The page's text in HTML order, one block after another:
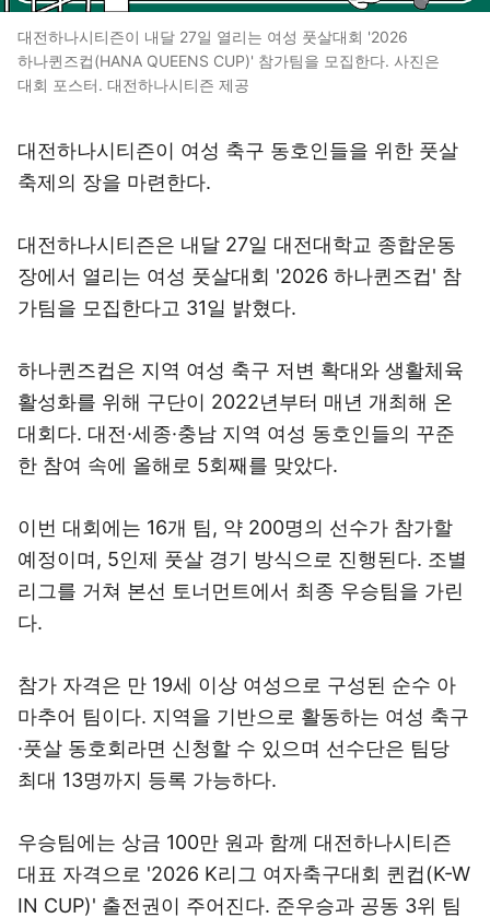
대전하나시티즌이 내달 27일 열리는 여성 풋살대회 '2026
하나퀸즈컵(HANA QUEENS CUP)' 참가팀을 모집한다. 사진은
대회 포스터. 대전하나시티즌 제공
대전하나시티즌이 여성 축구 동호인들을 위한 풋살
축제의 장을 마련한다.
대전하나시티즌은 내달 27일 대전대학교 종합운동
장에서 열리는 여성 풋살대회 '2026 하나퀸즈컵' 참
가팀을 모집한다고 31일 밝혔다.
하나퀸즈컵은 지역 여성 축구 저변 확대와 생활체육
활성화를 위해 구단이 2022년부터 매년 개최해 온
대회다. 대전·세종·충남 지역 여성 동호인들의 꾸준
한 참여 속에 올해로 5회째를 맞았다.
이번 대회에는 16개 팀, 약 200명의 선수가 참가할
예정이며, 5인제 풋살 경기 방식으로 진행된다. 조별
리그를 거쳐 본선 토너먼트에서 최종 우승팀을 가린
다.
참가 자격은 만 19세 이상 여성으로 구성된 순수 아
마추어 팀이다. 지역을 기반으로 활동하는 여성 축구
·풋살 동호회라면 신청할 수 있으며 선수단은 팀당
최대 13명까지 등록 가능하다.
우승팀에는 상금 100만 원과 함께 대전하나시티즌
대표 자격으로 '2026 K리그 여자축구대회 퀸컵(K-W
IN CUP)' 출전권이 주어진다. 준우승과 공동 3위 팀